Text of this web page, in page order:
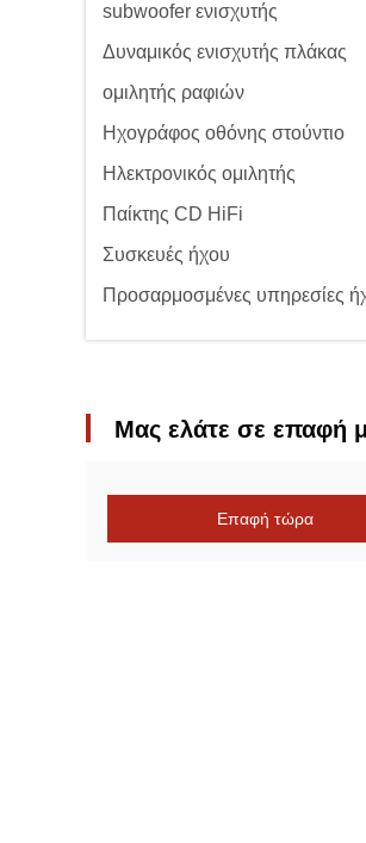
subwoofer ενισχυτής
Δυναμικός ενισχυτής πλάκας
ομιλητής ραφιών
Ηχογράφος οθόνης στούντιο
Ηλεκτρονικός ομιλητής
Παίκτης CD HiFi
Συσκευές ήχου
Προσαρμοσμένες υπηρεσίες
Μας ελάτε σε επαφή
Επαφή τώρα